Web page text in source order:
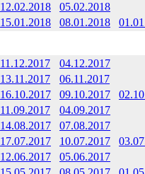
12.02.2018
05.02.2018
15.01.2018 08.01.2018
11.12.2017
04.12.2017
13.11.2017
06.11.2017
16.10.2017 09.10.2017
11.09.2017
04.09.2017
14.08.2017
07.08.2017
17.07.2017 10.07.2017
12.06.2017
05.06.2017